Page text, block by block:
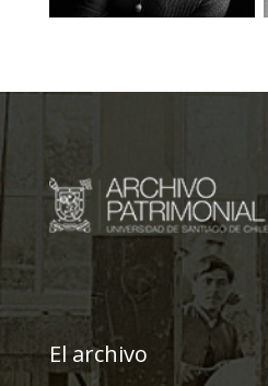
El archivo